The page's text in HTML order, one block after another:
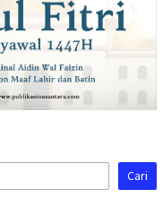
Cari